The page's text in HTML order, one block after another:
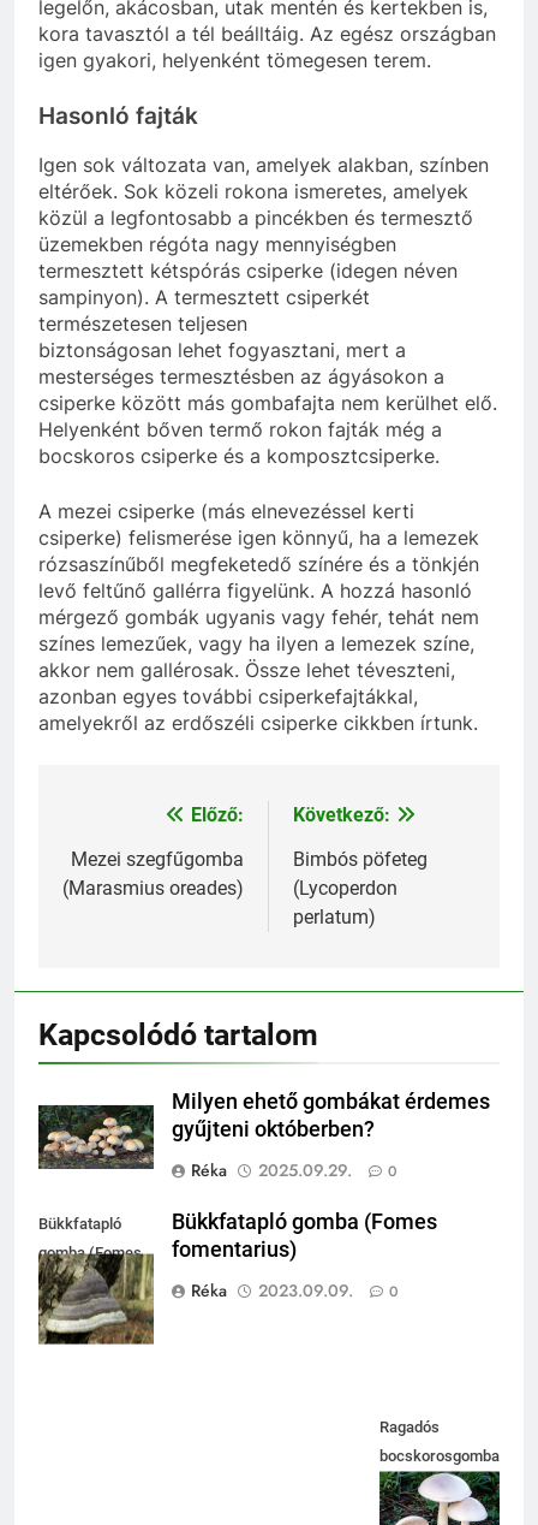
legelőn, akácosban, utak mentén és kertekben is,
kora tavasztól a tél beálltáig. Az egész országban
igen gyakori, helyenként tömegesen terem.
Hasonló fajták
Igen sok változata van, amelyek alakban, színben
eltérőek. Sok közeli rokona ismeretes, amelyek
közül a legfontosabb a pincékben és termesztő
üzemekben régóta nagy mennyiségben
termesztett kétspórás csiperke (idegen néven
sampinyon). A termesztett csiperkét
természetesen teljesen
biztonságosan lehet fogyasztani, mert a
mesterséges termesztésben az ágyásokon a
csiperke között más gombafajta nem kerülhet elő.
Helyenként bőven termő rokon fajták még a
bocskoros csiperke és a komposztcsiperke.
A mezei csiperke (más elnevezéssel kerti
csiperke) felismerése igen könnyű, ha a lemezek
rózsaszínűből megfeketedő színére és a tönkjén
levő feltűnő gallérra figyelünk. A hozzá hasonló
mérgező gombák ugyanis vagy fehér, tehát nem
színes lemezűek, vagy ha ilyen a lemezek színe,
akkor nem gallérosak. Össze lehet téveszteni,
azonban egyes további csiperkefajtákkal,
amelyekről az erdőszéli csiperke cikkben írtunk.
Bejegyzés
navigáció
Előző:
Mezei szegfűgomba
(Marasmius oreades)
Következő:
Bimbós pöfeteg
(Lycoperdon
perlatum)
Kapcsolódó tartalom
Milyen ehető gombákat érdemes
gyűjteni októberben?
Réka
2025.09.29. 0
Bükkfatapló
gomba (Fomes
fomentariu
Bükkfatapló gomba (Fomes
fomentarius)
Réka
2023.09.09. 0
Ragadós
bocskorosgomba
(Volvoluteus
gloiocephalus)